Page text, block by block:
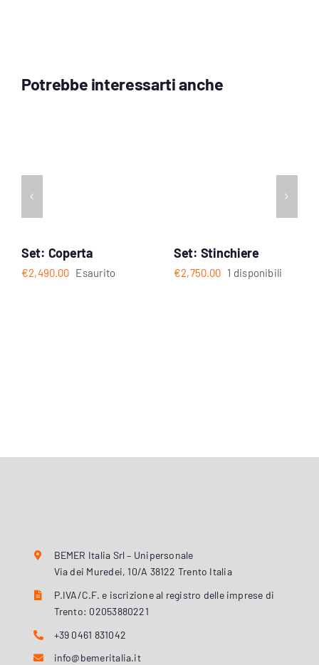
Potrebbe interessarti anche
Set: Coperta
€2,490.00 Esaurito
Set: Stinchiere
€2,750.00 1 disponibili
BEMER Italia Srl – Unipersonale
Via dei Muredei, 10/A 38122 Trento Italia
P.IVA/C.F. e iscrizione al registro delle imprese di
Trento: 02053880221
+39 0461 831042
info@bemeritalia.it